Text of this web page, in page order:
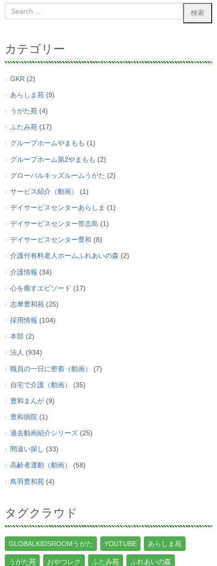
カテゴリー
GKR (2)
あらしま苑 (9)
うがた苑 (4)
ふたみ苑 (17)
グループホームやまもも (1)
グループホーム第2やまもも (2)
グローバルキッズルームうがた (2)
サービス紹介（動画） (1)
デイサービスセンターあらしま (1)
デイサービスセンター答志島 (1)
デイサービスセンター豊和 (8)
介護付有料老人ホームふれあいの森 (2)
介護情報 (34)
心を癒すエピソード (17)
志摩豊和苑 (25)
採用情報 (104)
本部 (2)
法人 (934)
職員の一日に密着（動画） (7)
自宅で介護（動画） (35)
豊和まんが (9)
豊和病院 (1)
過去動画紹介シリーズ (25)
間違い探し (33)
高齢者運動（動画） (58)
鳥羽豊和苑 (4)
タグクラウド
GLOBALKIDSROOMうがた YOUTUBE あらしま苑
うがた苑 おやつレク ふたみ苑 ふれあいの森